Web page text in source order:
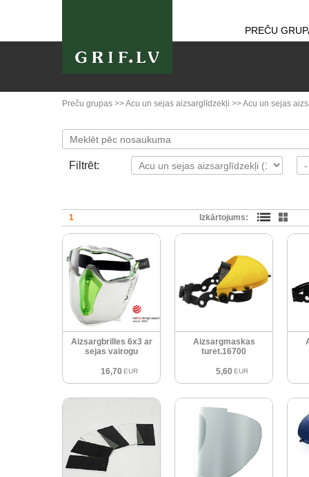
PREČU
Preču grupas >>Acu un sejas aizsarglīdzekļi >>Acu un sejas
Filtrēt:
1 Izkārtojums:
Aizsargbrilles 6x3 ar
sejas vairogu
16,70 EUR
Aizsargmaskas
turet.16700
5,60 EUR